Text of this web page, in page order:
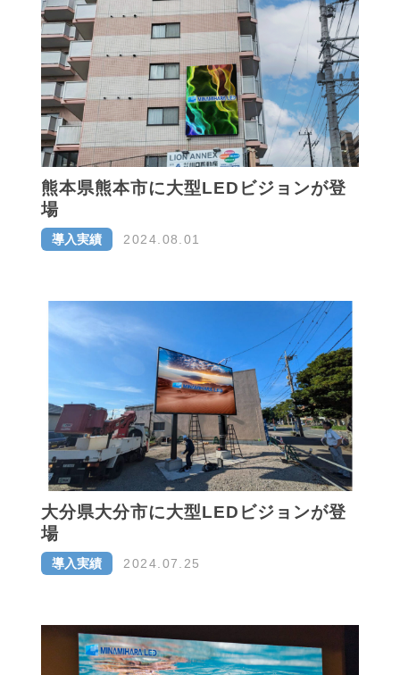
熊本県熊本市に大型LEDビジョンが登
場
導入実績 2024.08.01
大分県大分市に大型LEDビジョンが登
場
導入実績 2024.07.25